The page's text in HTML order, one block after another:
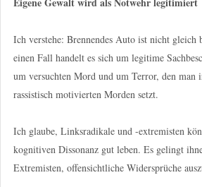
Ich verstehe: Brennendes Auto ist nicht gleich
einen Fall handelt es sich um legitime
um versuchten Mord und um Terror, den man
rassistisch motivierten Morden setzt.
Ich glaube, Linksradikale und -extremisten
kognitiven Dissonanz gut leben. Es gelingt
Extremisten, offensichtliche Widersprüche